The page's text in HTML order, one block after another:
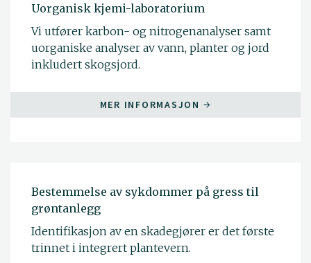
Uorganisk kjemi-laboratorium
Vi utfører karbon- og nitrogenanalyser samt
uorganiske analyser av vann, planter og jord
inkludert skogsjord.
MER INFORMASJON
Bestemmelse av sykdommer på gress til
grøntanlegg
Identifikasjon av en skadegjører er det første
trinnet i integrert plantevern.